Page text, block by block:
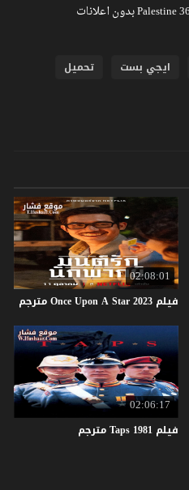
مشاهدة فيلم Palestine 36 2025 مترجم كامل جودة عالية BlueRay مشاهدة مباشرة اون لاين وتحميل فيلم Palestine 36 2025 بدون اعلانات
ايجي بست
تحميل
02:08:01
فيلم OnceUponAStar2023 مترجم
02:06:17
فيلم Taps 1981 مترجم